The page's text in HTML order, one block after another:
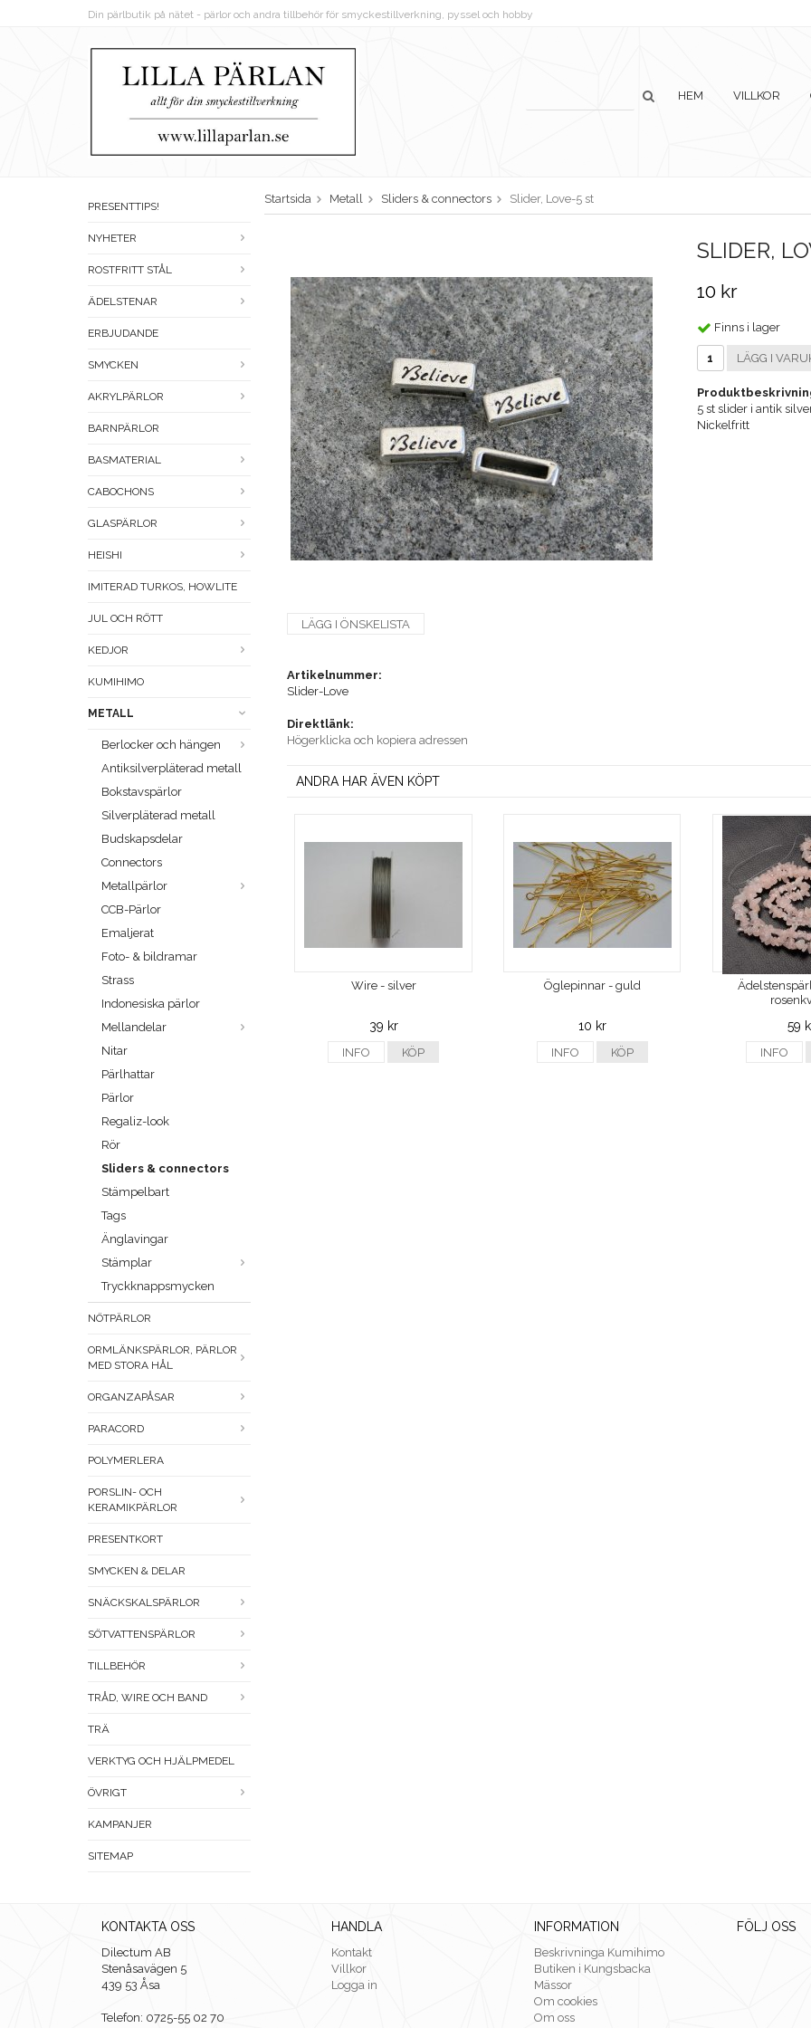
Din pärlbutik på nätet - pärlor och andra tillbehör för smyckestillverkning, pyssel och hobby
HEM VILLKOR
PRESENTTIPS!
NYHETER
ROSTFRITT STÅL
ÄDELSTENAR
ERBJUDANDE
SMYCKEN
AKRYLPÄRLOR
BARNPÄRLOR
BASMATERIAL
CABOCHONS
GLASPÄRLOR
HEISHI
IMITERAD TURKOS, HOWLITE
JUL OCH RÖTT
KEDJOR
KUMIHIMO
METALL
Berlocker och hängen
Antiksilverpläterad metall
Bokstavspärlor
Silverpläterad metall
Budskapsdelar
Connectors
Metallpärlor
CCB-Pärlor
Emaljerat
Foto- & bildramar
Strass
Indonesiska pärlor
Mellandelar
Nitar
Pärlhattar
Pärlor
Regaliz-look
Rör
Sliders & connectors
Stämpelbart
Tags
Änglavingar
Stämplar
Tryckknappsmycken
NÖTPÄRLOR
ORMLÄNKSPÄRLOR, PÄRLOR
MED STORA HÅL
ORGANZAPÅSAR
PARACORD
POLYMERLERA
PORSLIN- OCH
KERAMIKPÄRLOR
PRESENTKORT
SMYCKEN & DELAR
SNÄCKSKALSPÄRLOR
SÖTVATTENSPÄRLOR
TILLBEHÖR
TRÅD, WIRE OCH BAND
TRÄ
VERKTYG OCH HJÄLPMEDEL
ÖVRIGT
KAMPANJER
SITEMAP
Startsida Metall Sliders & connectors Slider, Love-5 st
SLIDER,
10 kr
Finns i lager
LÄGG I
5 st slider i antik
Nickelfritt
LÄGG I ÖNSKELISTA
Artikelnummer:
Slider-Love
Direktlänk:
Högerklicka och kopiera adressen
ANDRA HAR ÄVEN KÖPT
Wire - silver
39 kr
INFO KÖP
Öglepinnar - guld
10 kr
INFO KÖP
59
INFO
KONTAKTA OSS
Dilectum AB
Stenåsavägen 5
439 53 Åsa
Telefon: 0725-55 02 70
HANDLA
Kontakt
Villkor
Logga in
INFORMATION
Beskrivninga Kumihimo
Butiken i Kungsbacka
Mässor
Om cookies
Om oss
FÖLJ OSS